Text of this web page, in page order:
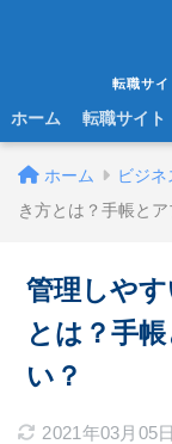
転職サ
ホーム 転職サイト
ホーム ビジネ
き方とは？手帳と
管理しや
とは？手
い？
2021年03月05日